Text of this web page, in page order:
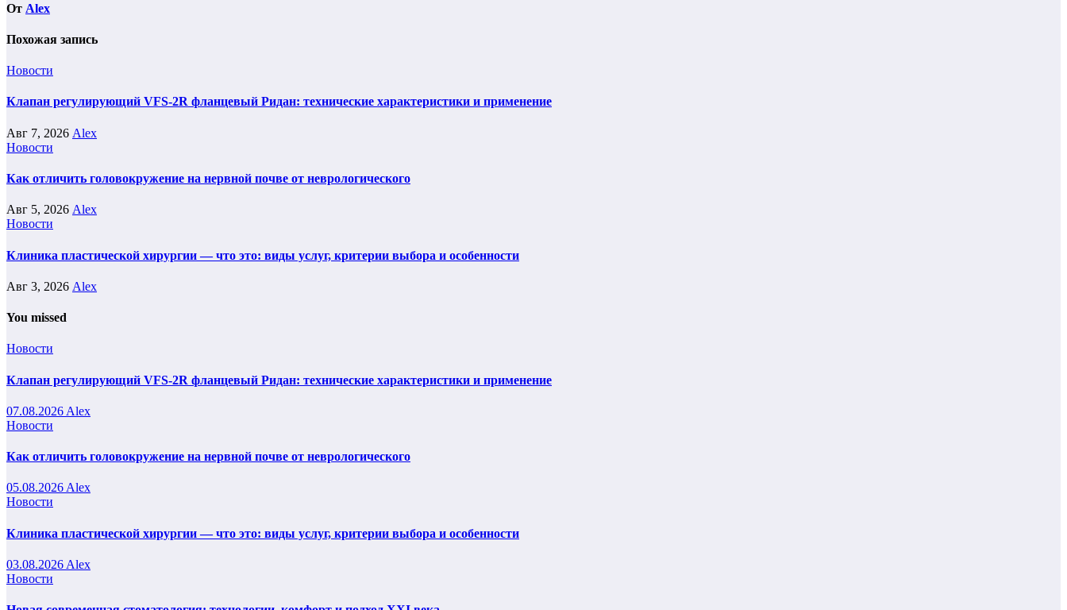
От Alex
Похожая запись
Новости
Клапан регулирующий VFS-2R фланцевый Ридан: технические характеристики и применение
Авг 7, 2026 Alex
Новости
Как отличить головокружение на нервной почве от неврологического
Авг 5, 2026 Alex
Новости
Клиника пластической хирургии — что это: виды услуг, критерии выбора и особенности
Авг 3, 2026 Alex
You missed
Новости
Клапан регулирующий VFS-2R фланцевый Ридан: технические характеристики и применение
07.08.2026 Alex
Новости
Как отличить головокружение на нервной почве от неврологического
05.08.2026 Alex
Новости
Клиника пластической хирургии — что это: виды услуг, критерии выбора и особенности
03.08.2026 Alex
Новости